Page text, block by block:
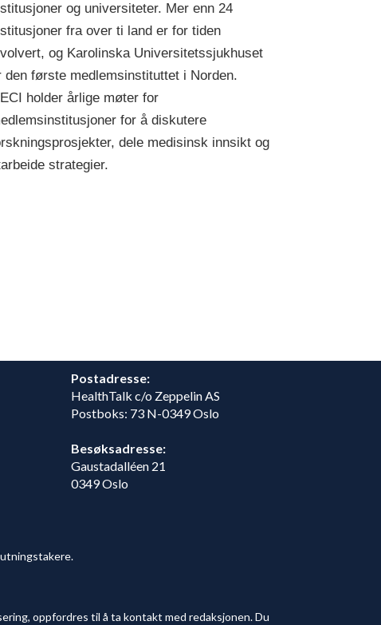
og universiteter. Mer enn 24
fra over ti land er for tiden
og Karolinska Universitetssjukhuset
den første medlemsinstituttet i Norden.
holder årlige møter for
for å diskutere
dele medisinsk innsikt og
strategier.
Postadresse:
HealthTalk c/o Zeppelin AS
Postboks: 73 N-0349 Oslo
Besøksadresse:
Gaustadalléen 21
0349 Oslo
oppfordres til å ta kontakt med redaksjonen. Du